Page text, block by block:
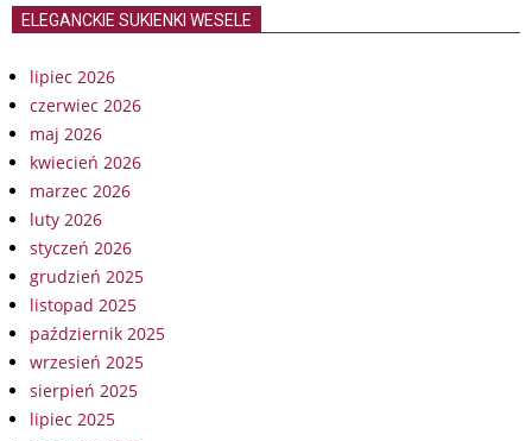
ELEGANCKIE SUKIENKI WESELE
lipiec 2026
czerwiec 2026
maj 2026
kwiecień 2026
marzec 2026
luty 2026
styczeń 2026
grudzień 2025
listopad 2025
październik 2025
wrzesień 2025
sierpień 2025
lipiec 2025